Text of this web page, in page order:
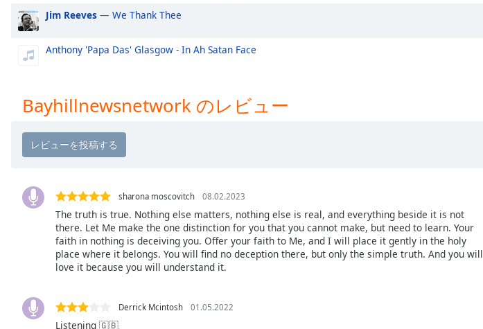
modal
window.
dialog
window.
Escape
close
Opacity
Jim Reeves — We Thank Thee
Anthony 'Papa Das' Glasgow - In Ah Satan Face
Bayhillnewsnetwork のレビュー
sharona moscovitch 08.02.2023
The truth is true. Nothing else matters, nothing else is real, and everything beside it is not
there. Let Me make the one distinction for you that you cannot make, but need to learn. Your
faith in nothing is deceiving you. Offer your faith to Me, and I will place it gently in the holy
place where it belongs. You will find no deception there, but only the simple truth. And you will
love it because you will understand it.
Derrick Mcintosh 01.05.2022
Listening 🇬🇧